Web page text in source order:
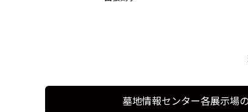
墓地情報センター各展示場